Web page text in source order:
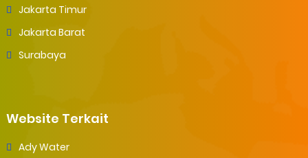
Jakarta Timur
Jakarta Barat
Surabaya
Website Terkait
Ady Water